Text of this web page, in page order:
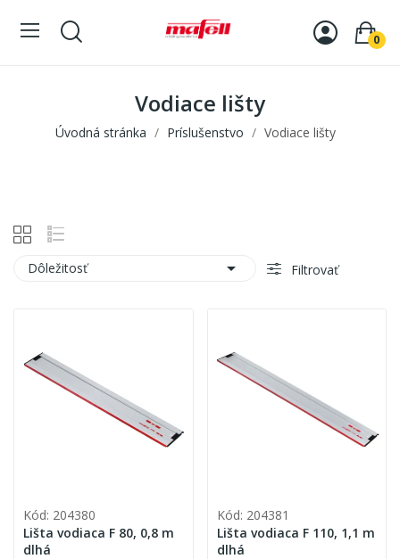
0
Vodiace lišty
Úvodná stránka Príslušenstvo Vodiace lišty
Dôležitosť  Filtrovať
Kód: 204380
Lišta vodiaca F 80, 0,8 m
dlhá
Kód: 204381
Lišta vodiaca F 110, 1,1 m
dlhá